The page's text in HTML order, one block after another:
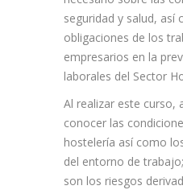
seguridad y salud, así
obligaciones de los
empresarios en la
laborales del Sector
Al realizar este curso,
conocer las
hostelería así como
del entorno de
son los riesgos